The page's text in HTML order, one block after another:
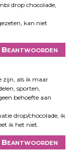
drop chocolade,
kan niet
Beantwoorden
zijn, als ik maar
sporten,
behoefte aan
drop/chocolade, ik
ik het niet.
Beantwoorden